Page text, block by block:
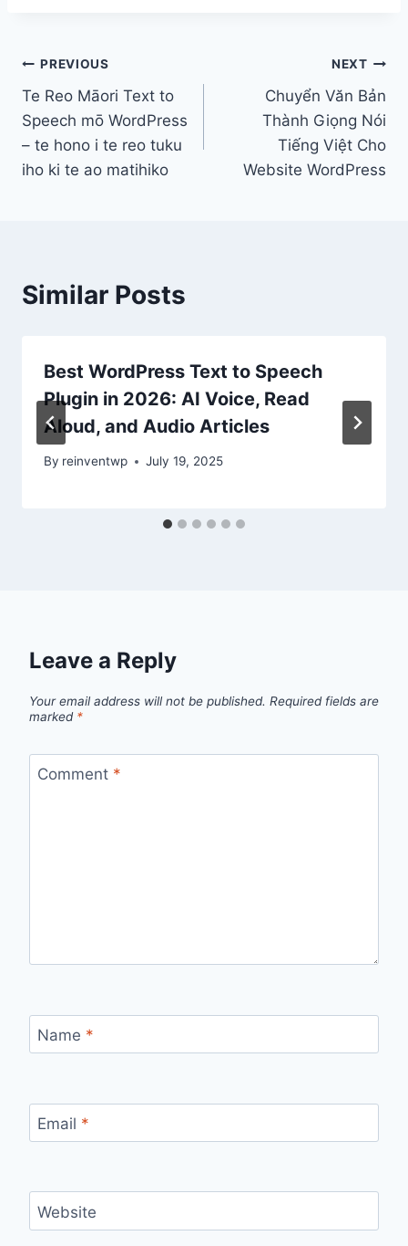
Post
navigation
PREVIOUS
Te Reo Māori Text to
Speech mō WordPress
– te hono i te reo tuku
iho ki te ao matihiko
NEXT
Chuyển Văn Bản
Thành Giọng Nói
Tiếng Việt Cho
Website WordPress
Similar Posts
Best WordPress Text to Speech
Plugin in 2026: AI Voice, Read
Aloud, and Audio Articles
By reinventwp July 19, 2025
Leave a Reply
Your email address will not be published. Required fields are
marked *
Comment *
Name *
Email *
Website